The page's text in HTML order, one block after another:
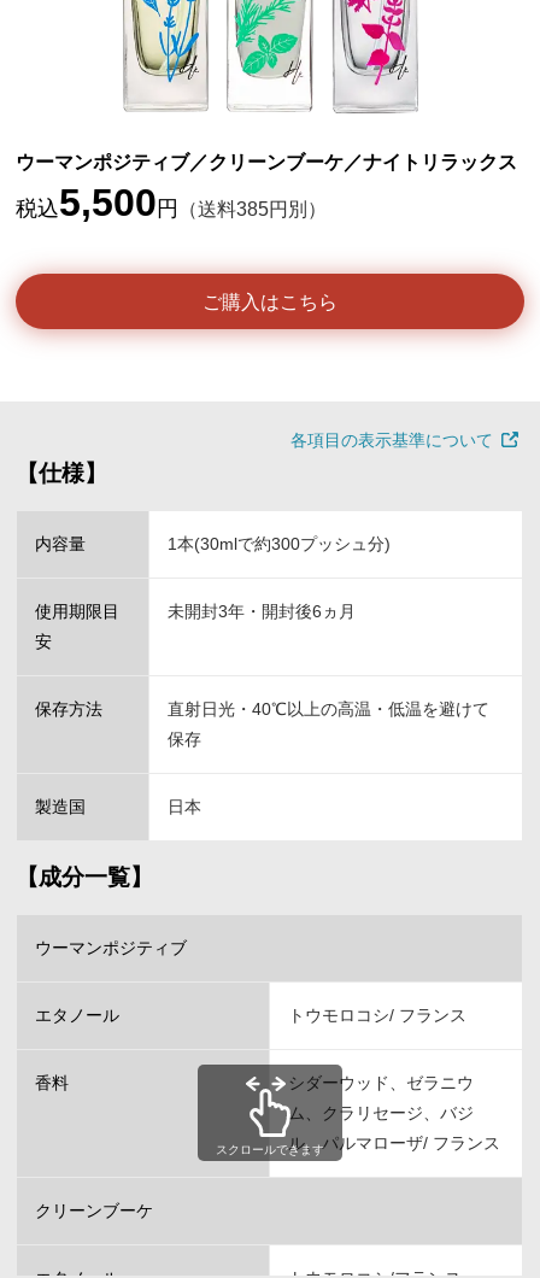
ウーマンポジティブ／クリーンブーケ／ナイトリラックス
税込5,500円 （送料385円別）
ご購入はこちら
各項目の表示基準について
【仕様】
内容量 1本(30mlで約300プッシュ分)
使用期限目
安
未開封3年・開封後6ヵ月
保存方法
直射日光・40℃以上の高温・低温を避けて
保存
製造国 日本
【成分一覧】
ウーマンポジティブ
エタノール トウモロコシ/ フランス
香料
シダーウッド、ゼラニウ
ム、クラリセージ、バジ
ル、パルマローザ/ フランス
クリーンブーケ
スクロールできます